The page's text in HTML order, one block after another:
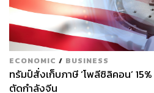
ECONOMIC / BUSINESS
ทรัมป์สั่งเก็บภาษี ‘โพลีซิลิคอน’
ตัดกำลังจีน